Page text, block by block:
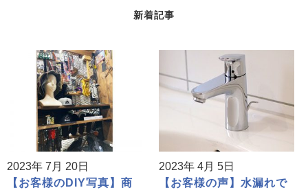
新着記事
2023年 7月 20日
【お客様のDIY写真】商
2023年 4月 5日
【お客様の声】水漏れで